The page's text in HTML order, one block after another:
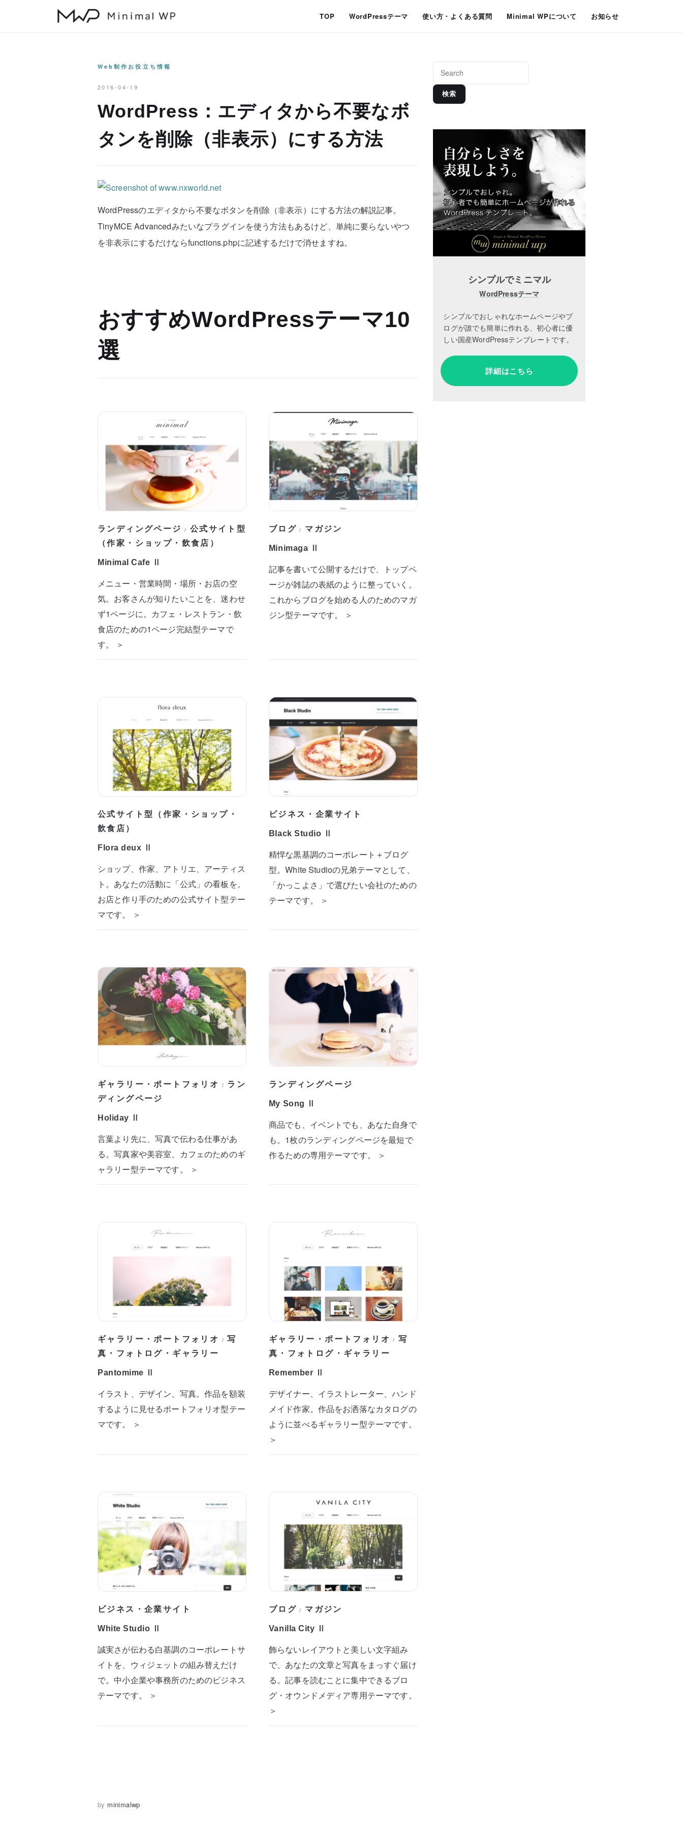
TOP WordPressテーマ 使い方・よくある質問 Minimal WPについて お知らせ
Web制作お役立ち情報
2016-04-19
WordPress：エディタから不要なボ
タンを削除（非表示）にする方法
WordPressのエディタから不要なボタンを削除（非表示）にする方法の解説記事。
TinyMCE Advancedみたいなプラグインを使う方法もあるけど、単純に要らないやつ
を非表示にするだけならfunctions.phpに記述するだけで消せますね。
おすすめWordPressテーマ10
選
ランディングページ / 公式サイト型
（作家・ショップ・飲食店）
Minimal Cafe Ⅱ
メニュー・営業時間・場所・お店の空
気。お客さんが知りたいことを、迷わせ
ず1ページに。カフェ・レストラン・飲
食店のための1ページ完結型テーマで
す。 ＞
ブログ / マガジン
Minimaga Ⅱ
記事を書いて公開するだけで、トップペ
ージが雑誌の表紙のように整っていく。
これからブログを始める人のためのマガ
ジン型テーマです。 ＞
公式サイト型（作家・ショップ・
飲食店）
Flora deux Ⅱ
ショップ、作家、アトリエ、アーティス
ト。あなたの活動に「公式」の看板を。
お店と作り手のための公式サイト型テー
マです。 ＞
ビジネス・企業サイト
Black Studio Ⅱ
精悍な黒基調のコーポレート＋ブログ
型。White Studioの兄弟テーマとして、
「かっこよさ」で選びたい会社のための
テーマです。 ＞
ギャラリー・ポートフォリオ / ラン
ディングページ
Holiday Ⅱ
言葉より先に、写真で伝わる仕事があ
る。写真家や美容室、カフェのためのギ
ャラリー型テーマです。 ＞
ランディングページ
My Song Ⅱ
商品でも、イベントでも、あなた自身で
も。1枚のランディングページを最短で
作るための専用テーマです。 ＞
ギャラリー・ポートフォリオ /写
真・フォトログ・ギャラリー
Pantomime Ⅱ
イラスト、デザイン、写真。作品を額装
するように見せるポートフォリオ型テー
マです。 ＞
ギャラリー・ポートフォリオ /写
真・フォトログ・ギャラリー
Remember Ⅱ
デザイナー、イラストレーター、ハンド
メイド作家。作品をお洒落なカタログの
ように並べるギャラリー型テーマです。
＞
ビジネス・企業サイト
White Studio Ⅱ
誠実さが伝わる白基調のコーポレートサ
イトを、ウィジェットの組み替えだけ
で。中小企業や事務所のためのビジネス
テーマです。 ＞
ブログ / マガジン
Vanilla City Ⅱ
飾らないレイアウトと美しい文字組み
で、あなたの文章と写真をまっすぐ届け
る。記事を読むことに集中できるブロ
グ・オウンドメディア専用テーマです。
＞
by minimalwp
検索
シンプルでミニマル
WordPressテーマ
シンプルでおしゃれなホームページやブ
ログが誰でも簡単に作れる、初心者に優
しい国産WordPressテンプレートです。
詳細はこちら